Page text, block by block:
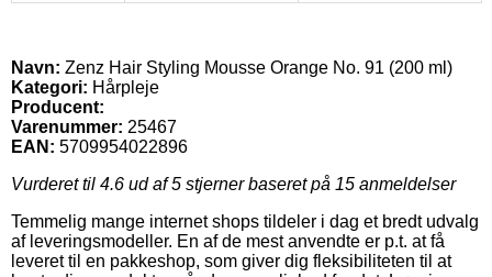
Navn: Zenz Hair Styling Mousse Orange No. 91 (200 ml)
Kategori: Hårpleje
Producent:
Varenummer: 25467
EAN: 5709954022896
Vurderet til 4.6 ud af 5 stjerner baseret på 15 anmeldelser
Temmelig mange internet shops tildeler i dag et bredt udvalg
af leveringsmodeller. En af de mest anvendte er p.t. at få
leveret til en pakkeshop, som giver dig fleksibiliteten til at